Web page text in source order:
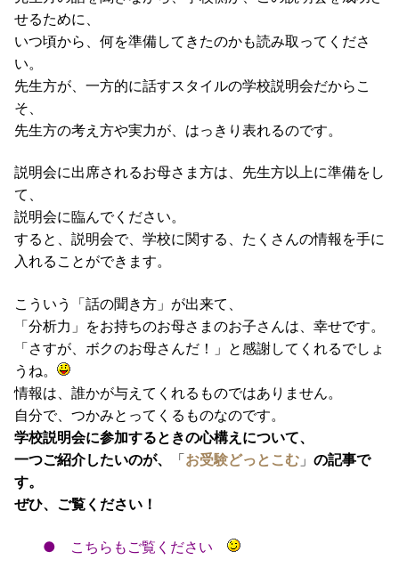
せるために、
いつ頃から、何を準備してきたのかも読み取ってくださ
い。
先生方が、一方的に話すスタイルの学校説明会だからこ
そ、
先生方の考え方や実力が、はっきり表れるのです。
説明会に出席されるお母さま方は、先生方以上に準備をし
て、
説明会に臨んでください。
すると、説明会で、学校に関する、たくさんの情報を手に
入れることができます。
こういう「話の聞き方」が出来て、
「分析力」をお持ちのお母さまのお子さんは、幸せです。
「さすが、ボクのお母さんだ！」と感謝してくれるでしょ
うね。
情報は、誰かが与えてくれるものではありません。
自分で、つかみとってくるものなのです。
学校説明会に参加するときの心構えについて、
一つご紹介したいのが、
「お受験どっとこむ 」 の記事で
す。
ぜひ、ご覧ください！
● こちらもご覧ください